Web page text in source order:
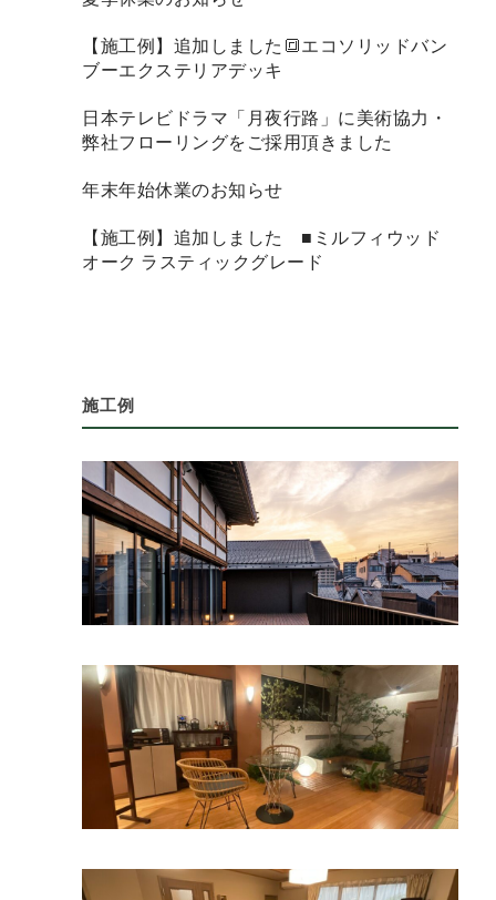
【施工例】追加しました🔳エコソリッドバン
ブーエクステリアデッキ
日本テレビドラマ「月夜行路」に美術協力・
弊社フローリングをご採用頂きました
年末年始休業のお知らせ
【施工例】追加しました ■ミルフィウッド
オーク ラスティックグレード
施工例